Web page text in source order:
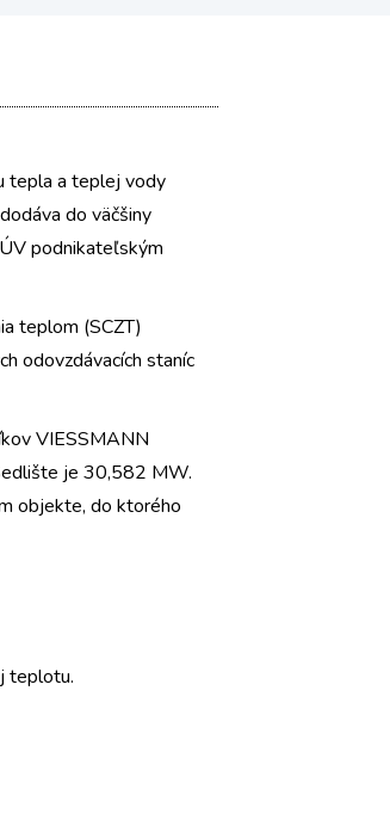
tepla a teplej vody
do väčšiny
podnikateľským
teplom (SCZT)
odovzdávacích staníc
VIESSMANN
je 30,582 MW.
objekte, do ktorého
teplotu.